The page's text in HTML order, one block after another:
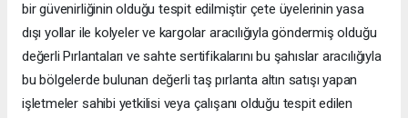
bir güvenirliğinin olduğu tespit edilmiştir çete üyelerinin yasa
dışı yollar ile kolyeler ve kargolar aracılığıyla göndermiş olduğu
değerli Pırlantaları ve sahte sertifikalarını bu şahıslar aracılığıyla
bu bölgelerde bulunan değerli taş pırlanta altın satışı yapan
işletmeler sahibi yetkilisi veya çalışanı olduğu tespit edilen